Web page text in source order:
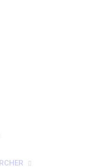
tu equipo